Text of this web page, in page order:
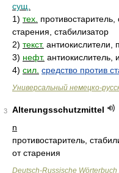
сущ.
1) тех.
старения, стабилизатор
2) текст. антиокислители,
3) нефт. антиокислитель,
4) сил. средство против
Универсальный немецко-
3
Alterungsschutzmittel
n
противостаритель,
от старения
Deutsch-Russische